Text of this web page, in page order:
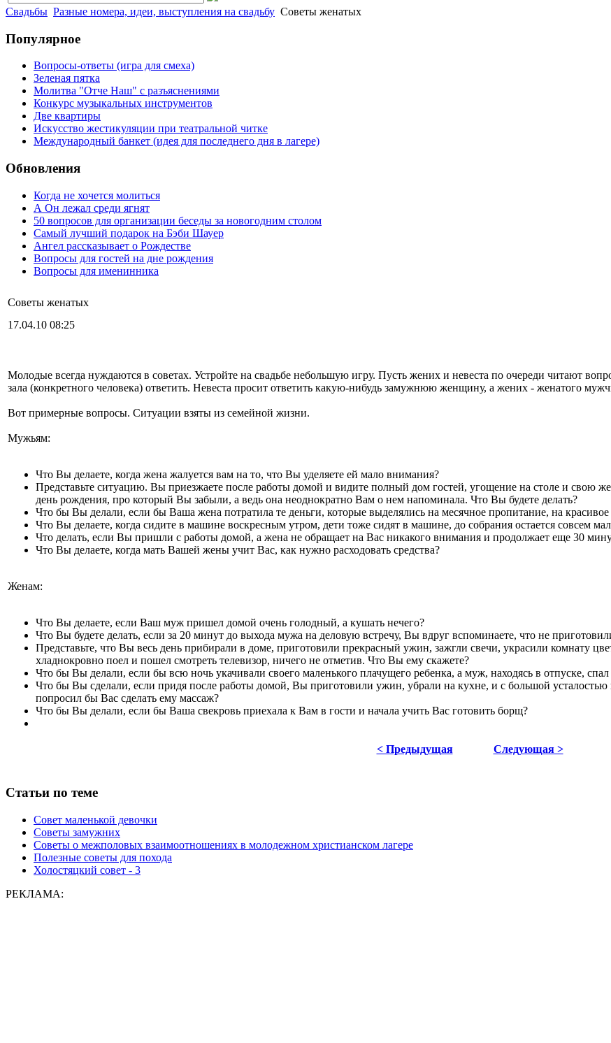
Свадьбы Разные номера, идеи, выступления на свадьбу Советы женатых
Популярное
Вопросы-ответы (игра для смеха)
Зеленая пятка
Молитва "Отче Наш" с разъяснениями
Конкурс музыкальных инструментов
Две квартиры
Искусство жестикуляции при театральной читке
Международный банкет (идея для последнего дня в лагере)
Обновления
Когда не хочется молиться
А Он лежал среди ягнят
50 вопросов для организации беседы за новогодним столом
Самый лучший подарок на Бэби Шауер
Ангел рассказывает о Рождестве
Вопросы для гостей на дне рождения
Вопросы для именинника
Советы женатых
17.04.10 08:25
Молодые всегда нуждаются в советах. Устройте на свадьбе небольшую игру. Пусть жених и невеста по очереди читают
зала (конкретного человека) ответить. Невеста просит ответить какую-нибудь замужнюю женщину, а жених - женатого
Вот примерные вопросы. Ситуации взяты из семейной жизни.
Мужьям:
Что Вы делаете, когда жена жалуется вам на то, что Вы уделяете ей мало внимания?
Представьте ситуацию. Вы приезжаете после работы домой и видите полный дом гостей, угощение на столе и свою
день рождения, про который Вы забыли, а ведь она неоднократно Вам о нем напоминала. Что Вы будете делать?
Что бы Вы делали, если бы Ваша жена потратила те деньги, которые выделялись на месячное пропитание, на красивое
Что Вы делаете, когда сидите в машине воскресным утром, дети тоже сидят в машине, до собрания остается совсем
Что делать, если Вы пришли с работы домой, а жена не обращает на Вас никакого внимания и продолжает еще 30
Что Вы делаете, когда мать Вашей жены учит Вас, как нужно расходовать средства?
Женам:
Что Вы делаете, если Ваш муж пришел домой очень голодный, а кушать нечего?
Что Вы будете делать, если за 20 минут до выхода мужа на деловую встречу, Вы вдруг вспоминаете, что не
Представьте, что Вы весь день прибирали в доме, приготовили прекрасный ужин, зажгли свечи, украсили комнату
хладнокровно поел и пошел смотреть телевизор, ничего не отметив. Что Вы ему скажете?
Что бы Вы делали, если бы всю ночь укачивали своего маленького плачущего ребенка, а муж, находясь в отпуске,
Что бы Вы сделали, если придя после работы домой, Вы приготовили ужин, убрали на кухне, и с большой
попросил бы Вас сделать ему массаж?
Что бы Вы делали, если бы Ваша свекровь приехала к Вам в гости и начала учить Вас готовить борщ?
< Предыдущая Следующая >
Статьи по теме
Совет маленькой девочки
Советы замужних
Советы о межполовых взаимоотношениях в молодежном христианском лагере
Полезные советы для похода
Холостяцкий совет - 3
РЕКЛАМА: